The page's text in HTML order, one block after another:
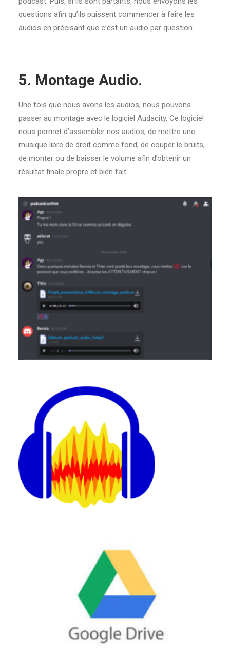
questions afin qu’ils puissent commencer à faire les
audios en précisant que c’est un audio par question.
5. Montage Audio.
Une fois que nous avons les audios, nous pouvons
passer au montage avec le logiciel Audacity. Ce logiciel
nous permet d’assembler nos audios, de mettre une
musique libre de droit comme fond, de couper le bruits,
de monter ou de baisser le volume afin d’obtenir un
résultat finale propre et bien fait.